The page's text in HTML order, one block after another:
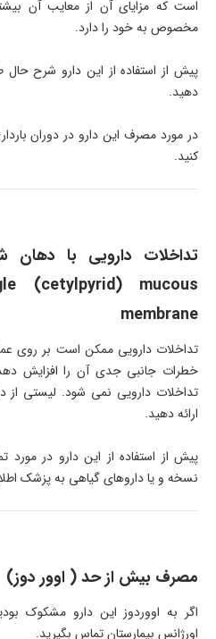
است که مزایای آن از معایب آن
مخصوص به خود را دارد.
پیش از استفاده از این دارو شرح
دهید.
در مورد مصرف این دارو در دوران
کنید.
تداخلات دارویی با
(cetylpyrid) mucous
membrane
تداخلات دارویی ممکن است بر روی
خطرات جانبی جدی آن را افزایش
تداخلات دارویی نمی شود. لیستی
ارائه دهید.
پیش از استفاده از این دارو در
نسخه و یا داروهای گیاهی به پزشک
مصرف بیش از حد ( اوور دوز)
اگر به اووردوز این دارو مشکوک
اورژانس بیمارستان تماس بگیرید.